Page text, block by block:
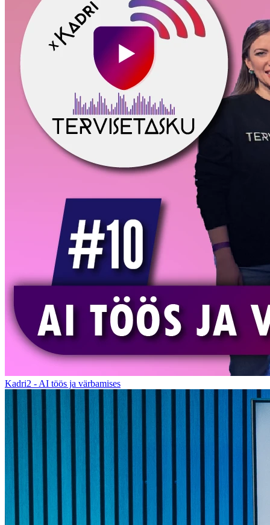
Kadri2 - AI töös ja värbamises